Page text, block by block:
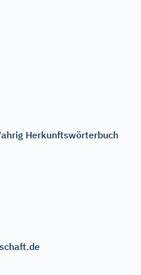
Herkunftswörterbuch